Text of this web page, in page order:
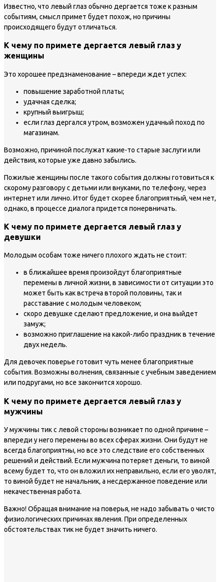
Известно, что левый глаз обычно дергается тоже к разным
событиям, смысл примет будет похож, но причины
происходящего будут отличаться.
К чему по примете дергается левый глаз у
женщины
Это хорошее предзнаменование – впереди ждет успех:
повышение заработной платы;
удачная сделка;
крупный выигрыш;
если глаз дергался утром, возможен удачный поход по
магазинам.
Возможно, причиной послужат какие-то старые заслуги или
действия, которые уже давно забылись.
Пожилые женщины после такого события должны готовиться к
скорому разговору с детьми или внуками, по телефону, через
интернет или лично. Итог будет скорее благоприятный, чем нет,
однако, в процессе диалога придется понервничать.
К чему по примете дергается левый глаз у
девушки
Молодым особам тоже ничего плохого ждать не стоит:
в ближайшее время произойдут благоприятные
перемены в личной жизни, в зависимости от ситуации это
может быть как встреча второй половины, так и
расставание с молодым человеком;
скоро девушке сделают предложение, и она выйдет
замуж;
возможно приглашение на какой-либо праздник в течение
двух недель.
Для девочек поверье готовит чуть менее благоприятные
события. Возможны волнения, связанные с учебным заведением
или подругами, но все закончится хорошо.
К чему по примете дергается левый глаз у
мужчины
У мужчины тик с левой стороны возникает по одной причине –
впереди у него перемены во всех сферах жизни. Они будут не
всегда благоприятны, но все это следствие его собственных
решений и действий. Если мужчина потеряет деньги, то виной
всему будет то, что он вложил их неправильно, если его уволят,
то виной будет не начальник, а несдержанное поведение или
некачественная работа.
Важно!Обращая внимание на поверья, не надо забывать о чисто
физиологических причинах явления. При определенных
обстоятельствах тик не будет значить ничего.